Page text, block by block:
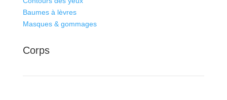
Baumes à lèvres
Masques & gommages
Corps